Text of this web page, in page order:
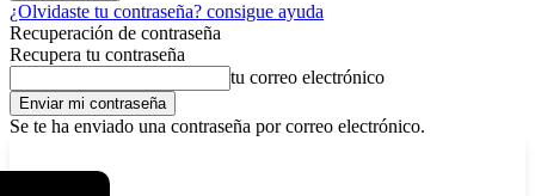
¿Olvidaste tu contraseña? consigue ayuda
Recuperación de contraseña
Recupera tu contraseña
tu correo electrónico
Se te ha enviado una contraseña por correo electrónico.